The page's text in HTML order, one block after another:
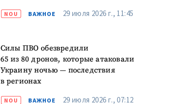
NOU ВАЖНОЕ 29 июля 2026 г., 11:45
Силы ПВО обезвредили
65 из 80 дронов, которые атаковали
Украину ночью — последствия
в регионах
NOU ВАЖНОЕ 29 июля 2026 г., 07:12